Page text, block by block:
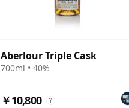
Aberlour Triple Cask
700ml • 40%
￥10,800 ?